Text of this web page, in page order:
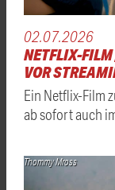
02.07.2026
NETFLIX-
VOR
Ein Netflix-Film
ab sofort auch
Thommy Mross